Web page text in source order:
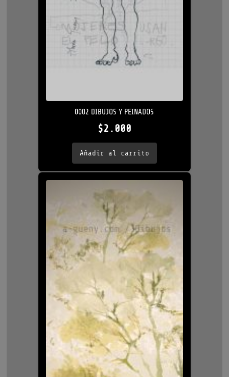
0002 DIBUJOS Y PEINADOS
$2.000
Añadir al carrito